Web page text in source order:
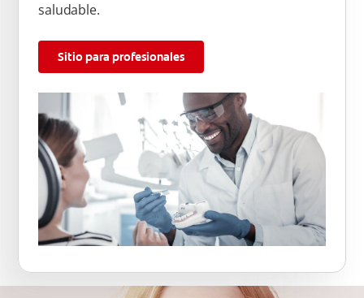
saludable.
Sitio para profesionales